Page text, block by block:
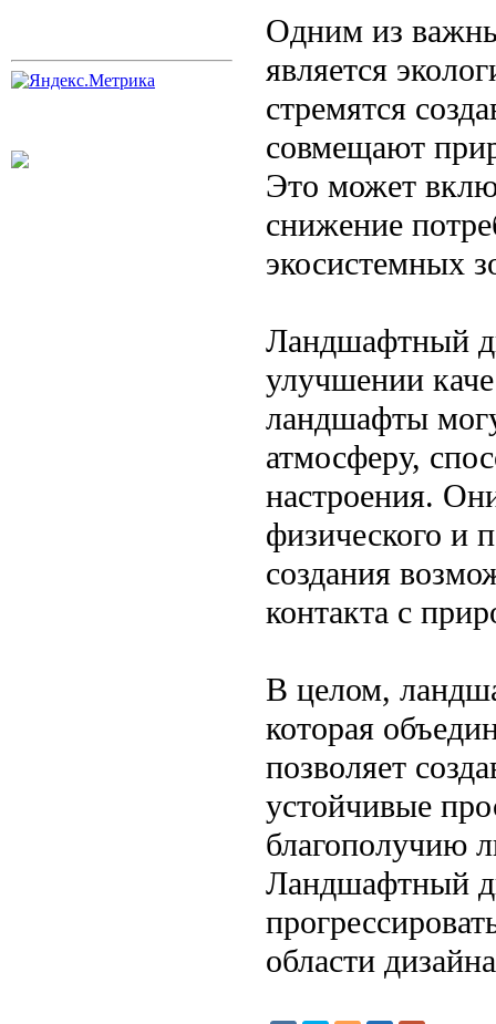
Одним из
является
стремятся
совмещают
Это может
снижение
экосистемных
Ландшафтный
улучшении
ландшафты
атмосферу,
настроения.
физического и
создания
контакта с
В целом,
которая
позволяет
устойчивые
благополучию
Ландшафтный
области